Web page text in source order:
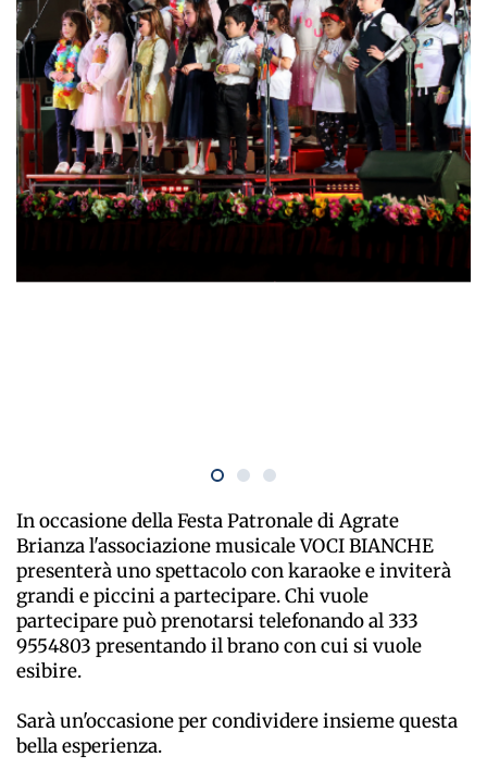
In occasione della Festa Patronale di Agrate
Brianza l'associazione musicale VOCI BIANCHE
presenterà uno spettacolo con karaoke e inviterà
grandi e piccini a partecipare. Chi vuole
partecipare può prenotarsi telefonando al 333
9554803 presentando il brano con cui si vuole
esibire.
Sarà un'occasione per condividere insieme questa
bella esperienza.